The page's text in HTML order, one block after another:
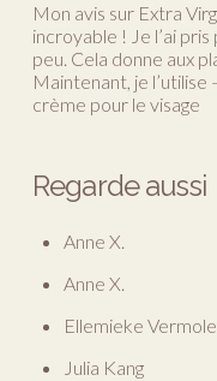
Mon avis sur Extra
incroyable ! Je l’ai
peu. Cela donne aux
Maintenant, je
crème pour le visage
Regarde aussi
Anne X.
Anne X.
Ellemieke
Julia Kang